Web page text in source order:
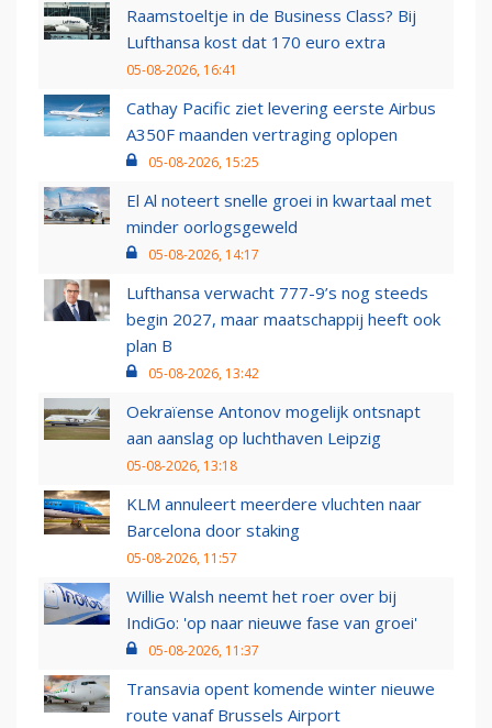
Raamstoeltje in de Business Class? Bij
Lufthansa kost dat 170 euro extra
05-08-2026, 16:41
Cathay Pacific ziet levering eerste Airbus
A350F maanden vertraging oplopen
05-08-2026, 15:25
El Al noteert snelle groei in kwartaal met
minder oorlogsgeweld
05-08-2026, 14:17
Lufthansa verwacht 777-9’s nog steeds
begin 2027, maar maatschappij heeft ook
plan B
05-08-2026, 13:42
Oekraïense Antonov mogelijk ontsnapt
aan aanslag op luchthaven Leipzig
05-08-2026, 13:18
KLM annuleert meerdere vluchten naar
Barcelona door staking
05-08-2026, 11:57
Willie Walsh neemt het roer over bij
IndiGo: 'op naar nieuwe fase van groei'
05-08-2026, 11:37
Transavia opent komende winter nieuwe
route vanaf Brussels Airport